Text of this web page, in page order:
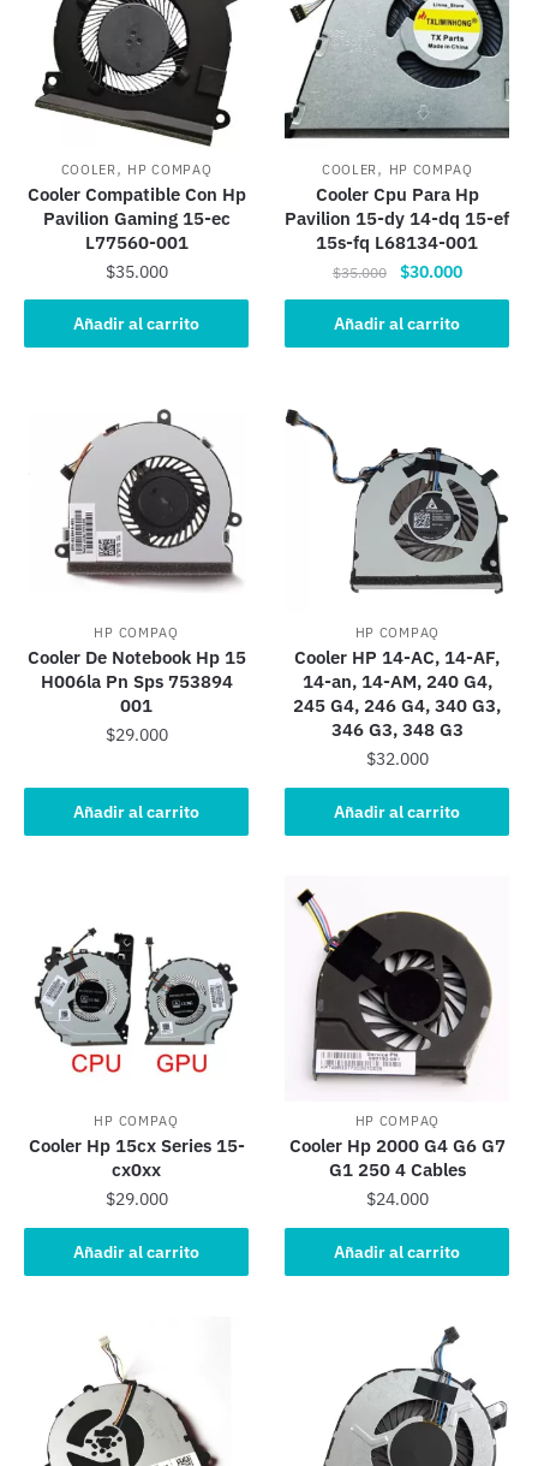
COOLER, HP COMPAQ
Cooler Compatible Con Hp
Pavilion Gaming 15-ec
L77560-001
$35.000
Añadir al carrito
COOLER, HP COMPAQ
Cooler Cpu Para Hp
Pavilion 15-dy 14-dq 15-ef
15s-fq L68134-001
$35.000
El
precio
original
era:
$30.000El
precio
es:
Añadir al carrito
HP COMPAQ
Cooler De Notebook Hp 15
H006la Pn Sps 753894
001
$29.000
Añadir al carrito
HP COMPAQ
Cooler HP 14-AC, 14-AF,
14-an, 14-AM, 240 G4,
245 G4, 246 G4, 340 G3,
346 G3, 348 G3
$32.000
Añadir al carrito
HP COMPAQ
Cooler Hp 15cx Series 15-
cx0xx
$29.000
Añadir al carrito
HP COMPAQ
Cooler Hp 2000 G4 G6 G7
G1 250 4 Cables
$24.000
Añadir al carrito